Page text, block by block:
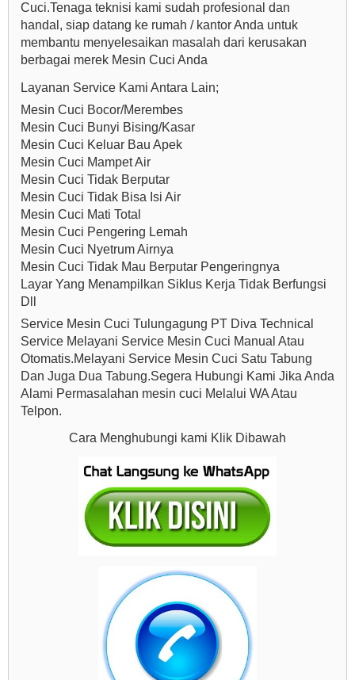
Cuci.Tenaga teknisi kami sudah profesional dan
handal, siap datang ke rumah / kantor Anda untuk
membantu menyelesaikan masalah dari kerusakan
berbagai merek Mesin Cuci Anda
Layanan Service Kami Antara Lain;
Mesin Cuci Bocor/Merembes
Mesin Cuci Bunyi Bising/Kasar
Mesin Cuci Keluar Bau Apek
Mesin Cuci Mampet Air
Mesin Cuci Tidak Berputar
Mesin Cuci Tidak Bisa Isi Air
Mesin Cuci Mati Total
Mesin Cuci Pengering Lemah
Mesin Cuci Nyetrum Airnya
Mesin Cuci Tidak Mau Berputar Pengeringnya
Layar Yang Menampilkan Siklus Kerja Tidak Berfungsi
Dll
Service Mesin Cuci Tulungagung PT Diva Technical
Service Melayani Service Mesin Cuci Manual Atau
Otomatis.Melayani Service Mesin Cuci Satu Tabung
Dan Juga Dua Tabung.Segera Hubungi Kami Jika Anda
Alami Permasalahan mesin cuci Melalui WA Atau
Telpon.
Cara Menghubungi kami Klik Dibawah